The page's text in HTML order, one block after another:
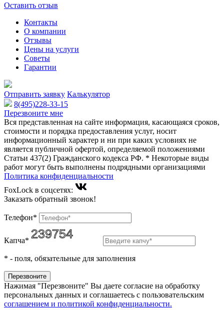
Оставить отзыв
Контакты
О компании
Отзывы
Цены на услуги
Советы
Гарантии
Отправить заявку Калькулятор
8(495)228-33-15
Перезвоните мне
Вся представленная на сайте информация, касающаяся сроков,
стоимости и порядка предоставления услуг, носит
информационный характер и ни при каких условиях не
является публичной офертой, определяемой положениями
Статьи 437(2) Гражданского кодекса РФ. * Некоторые виды
работ могут быть выполнены подрядными организациями
Политика конфиденциальности
FoxLock в соцсетях:
Заказать обратный звонок!
Телефон*
Капча*
* - поля, обязательные для заполнения
Нажимая "Перезвоните" Вы даете согласие на обработку
персональных данных и соглашаетесь c пользовательским
соглашением и политикой конфиденциальности.